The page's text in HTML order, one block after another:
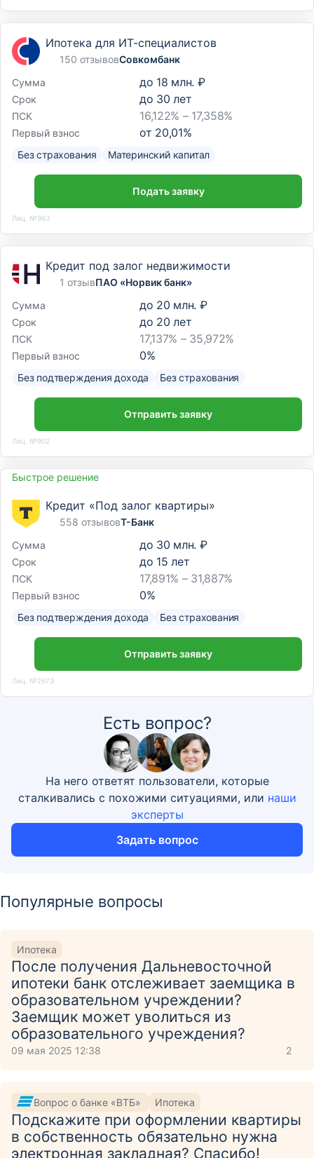
Ипотека для ИТ-специалистов
150 отзывовСовкомбанк
Сумма
до 18 млн. ₽
Срок до 30 лет
ПСК 16,122% – 17,358%
Первый взнос от 20,01%
Без страхования Материнский капитал
Подать заявку
Лиц. №963
Кредит под залог недвижимости
1 отзывПАО «Норвик банк»
Сумма
до 20 млн. ₽
Срок до 20 лет
ПСК 17,137% – 35,972%
Первый взнос 0%
Без подтверждения дохода Без страхования
Отправить заявку
Лиц. №902
Быстрое решение
Кредит «Под залог квартиры»
558 отзывовТ-Банк
Сумма
до 30 млн. ₽
Срок до 15 лет
ПСК 17,891% – 31,887%
Первый взнос 0%
Без подтверждения дохода Без страхования
Отправить заявку
Лиц. №2673
Есть вопрос?
На него ответят пользователи, которые
сталкивались с похожими ситуациями, или наши
эксперты
Задать вопрос
Популярные вопросы
Ипотека
После получения Дальневосточной
ипотеки банк отслеживает заемщика в
образовательном учреждении?
Заемщик может уволиться из
образовательного учреждения?
09 мая 2025 12:38 2
Вопрос о банке «ВТБ» Ипотека
Подскажите при оформлении квартиры
в собственность обязательно нужна
электронная закладная? Спасибо!